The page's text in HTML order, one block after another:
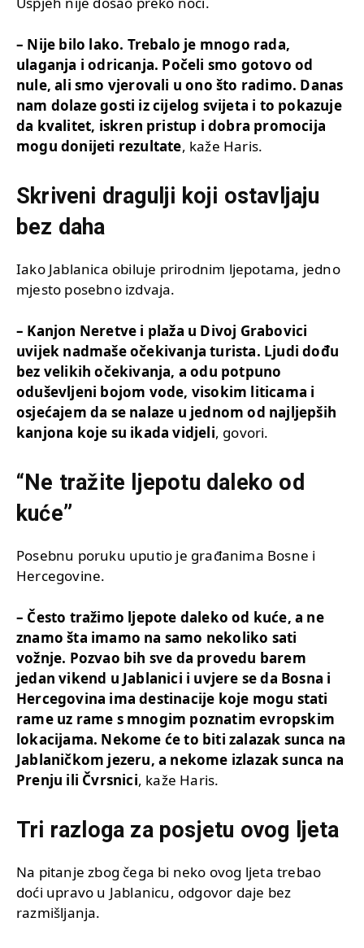
– Nije bilo lako. Trebalo je mnogo rada,
ulaganja i odricanja. Počeli smo gotovo od
nule, ali smo vjerovali u ono što radimo. Danas
nam dolaze gosti iz cijelog svijeta i to pokazuje
da kvalitet, iskren pristup i dobra promocija
mogu donijeti rezultate, kaže Haris.
Skriveni dragulji koji ostavljaju
bez daha
Iako Jablanica obiluje prirodnim ljepotama, jedno
mjesto posebno izdvaja.
– Kanjon Neretve i plaža u Divoj Grabovici
uvijek nadmaše očekivanja turista. Ljudi dođu
bez velikih očekivanja, a odu potpuno
oduševljeni bojom vode, visokim liticama i
osjećajem da se nalaze u jednom od najljepših
kanjona koje su ikada vidjeli, govori.
“Ne tražite ljepotu daleko od
kuće”
Posebnu poruku uputio je građanima Bosne i
Hercegovine.
– Često tražimo ljepote daleko od kuće, a ne
znamo šta imamo na samo nekoliko sati
vožnje. Pozvao bih sve da provedu barem
jedan vikend u Jablanici i uvjere se da Bosna i
Hercegovina ima destinacije koje mogu stati
rame uz rame s mnogim poznatim evropskim
lokacijama. Nekome će to biti zalazak sunca na
Jablaničkom jezeru, a nekome izlazak sunca na
Prenju ili Čvrsnici, kaže Haris.
Tri razloga za posjetu ovog ljeta
Na pitanje zbog čega bi neko ovog ljeta trebao
doći upravo u Jablanicu, odgovor daje bez
razmišljanja.